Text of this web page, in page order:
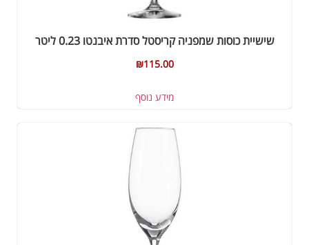
שישיית כוסות שמפניה קריסטל סדרת איבנטו 0.23 ליטר
₪115.00
מידע נוסף